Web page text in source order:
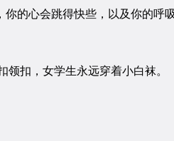
的心会跳得快些，以及你的呼
扣，女学生永远穿着小白袜。